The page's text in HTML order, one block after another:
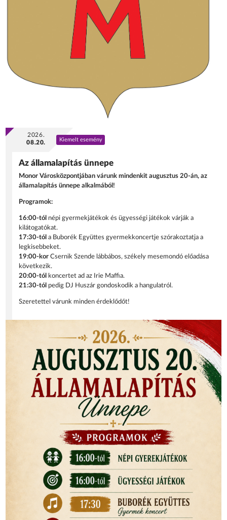
2026.
08.20.
Kiemelt esemény
Az államalapítás ünnepe
Monor Városközpontjában várunk mindenkit augusztus 20-án, az
államalapítás ünnepe alkalmából!
Programok:
16:00-tól népi gyermekjátékok és ügyességi játékok várják a
kilátogatókat.
17:30-tól a Buborék Együttes gyermekkoncertje szórakoztatja a
legkisebbeket.
19:00-korCsernik Szende lábbábos, székely mesemondó előadása
következik.
20:00-tól
koncertet ad az Irie Maffia.
21:30-tól pedig DJ Huszár gondoskodik a hangulatról.
Szeretettel várunk minden érdeklődőt!